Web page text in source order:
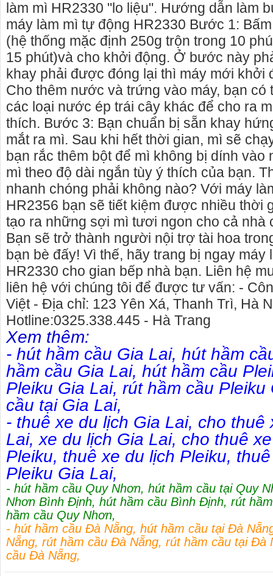
làm mì HR2330 "lo liệu". Hướng dẫn làm
máy làm mì tự động HR2330 Bước 1:
(hệ thống mặc định 250g trộn trong 10
15 phút)và cho khởi động. Ở bước này
khay phải được đóng lại thì máy mới khởi
Cho thêm nước và trứng vào máy, bạn có
các loại nước ép trái cây khác để cho ra
thích. Bước 3: Bạn chuẩn bị sẵn khay
mắt ra mì. Sau khi hết thời gian, mì sẽ
bạn rắc thêm bột để mì không bị dính vào
mì theo độ dài ngắn tùy ý thích của bạn.
nhanh chóng phải không nào? Với máy
HR2356 bạn sẽ tiết kiệm được nhiều thời
tạo ra những sợi mì tươi ngon cho cả nhà
Bạn sẽ trở thành người nội trợ tài hoa
bạn bè đấy! Vì thế, hãy trang bị ngay máy
HR2330 cho gian bếp nhà bạn. Liên hệ
liên hệ với chúng tôi để được tư vấn: -
Việt - Địa chỉ: 123 Yên Xá, Thanh Trì, Hà
Hotline:0325.338.445 - Hà Trang
Xem thêm:
- hút hầm cầu Gia Lai, hút hầm
hầm cầu Gia Lai, hút hầm cầu
Pleiku Gia Lai, rút hầm cầu Pleiku
cầu tại Gia Lai,
- thuê xe du lịch Gia Lai, cho thuê
Lai, xe du lịch Gia Lai, cho thuê
Pleiku, thuê xe du lịch Pleiku,
Pleiku Gia Lai,
- hút hầm cầu Quy Nhơn, hút hầm cầu tại Quy
Nhơn Bình Định, hút hầm cầu Bình Định, rút
hầm cầu Quy Nhơn,
- hút hầm cầu Đà Nẵng, hút hầm cầu tại Đà
Nẵng, rút hầm cầu Đà Nẵng, rút hầm cầu tại Đà
cầu Đà Nẵng,